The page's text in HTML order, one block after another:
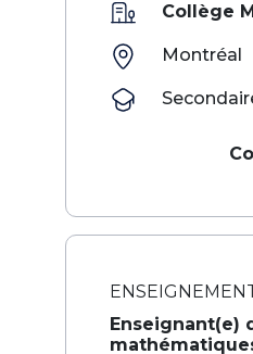
Collège
Montréal
Enseignant(e)